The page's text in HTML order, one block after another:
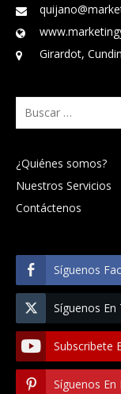
Girardot,
Buscar:
¿Quiénes somos?
Nuestros Servicios
Contáctenos
Síguenos
Síguenos
Subscribete
Síguenos